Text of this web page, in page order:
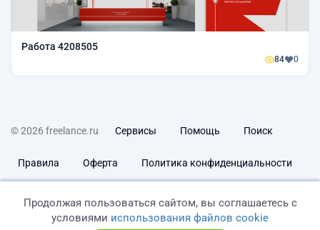
Работа 4208505
84 0
© 2026 freelance.ru Сервисы Помощь Поиск
Правила Оферта Политика конфиденциальности
Продолжая пользоваться сайтом, вы соглашаетесь с
условиями использования файлов cookie